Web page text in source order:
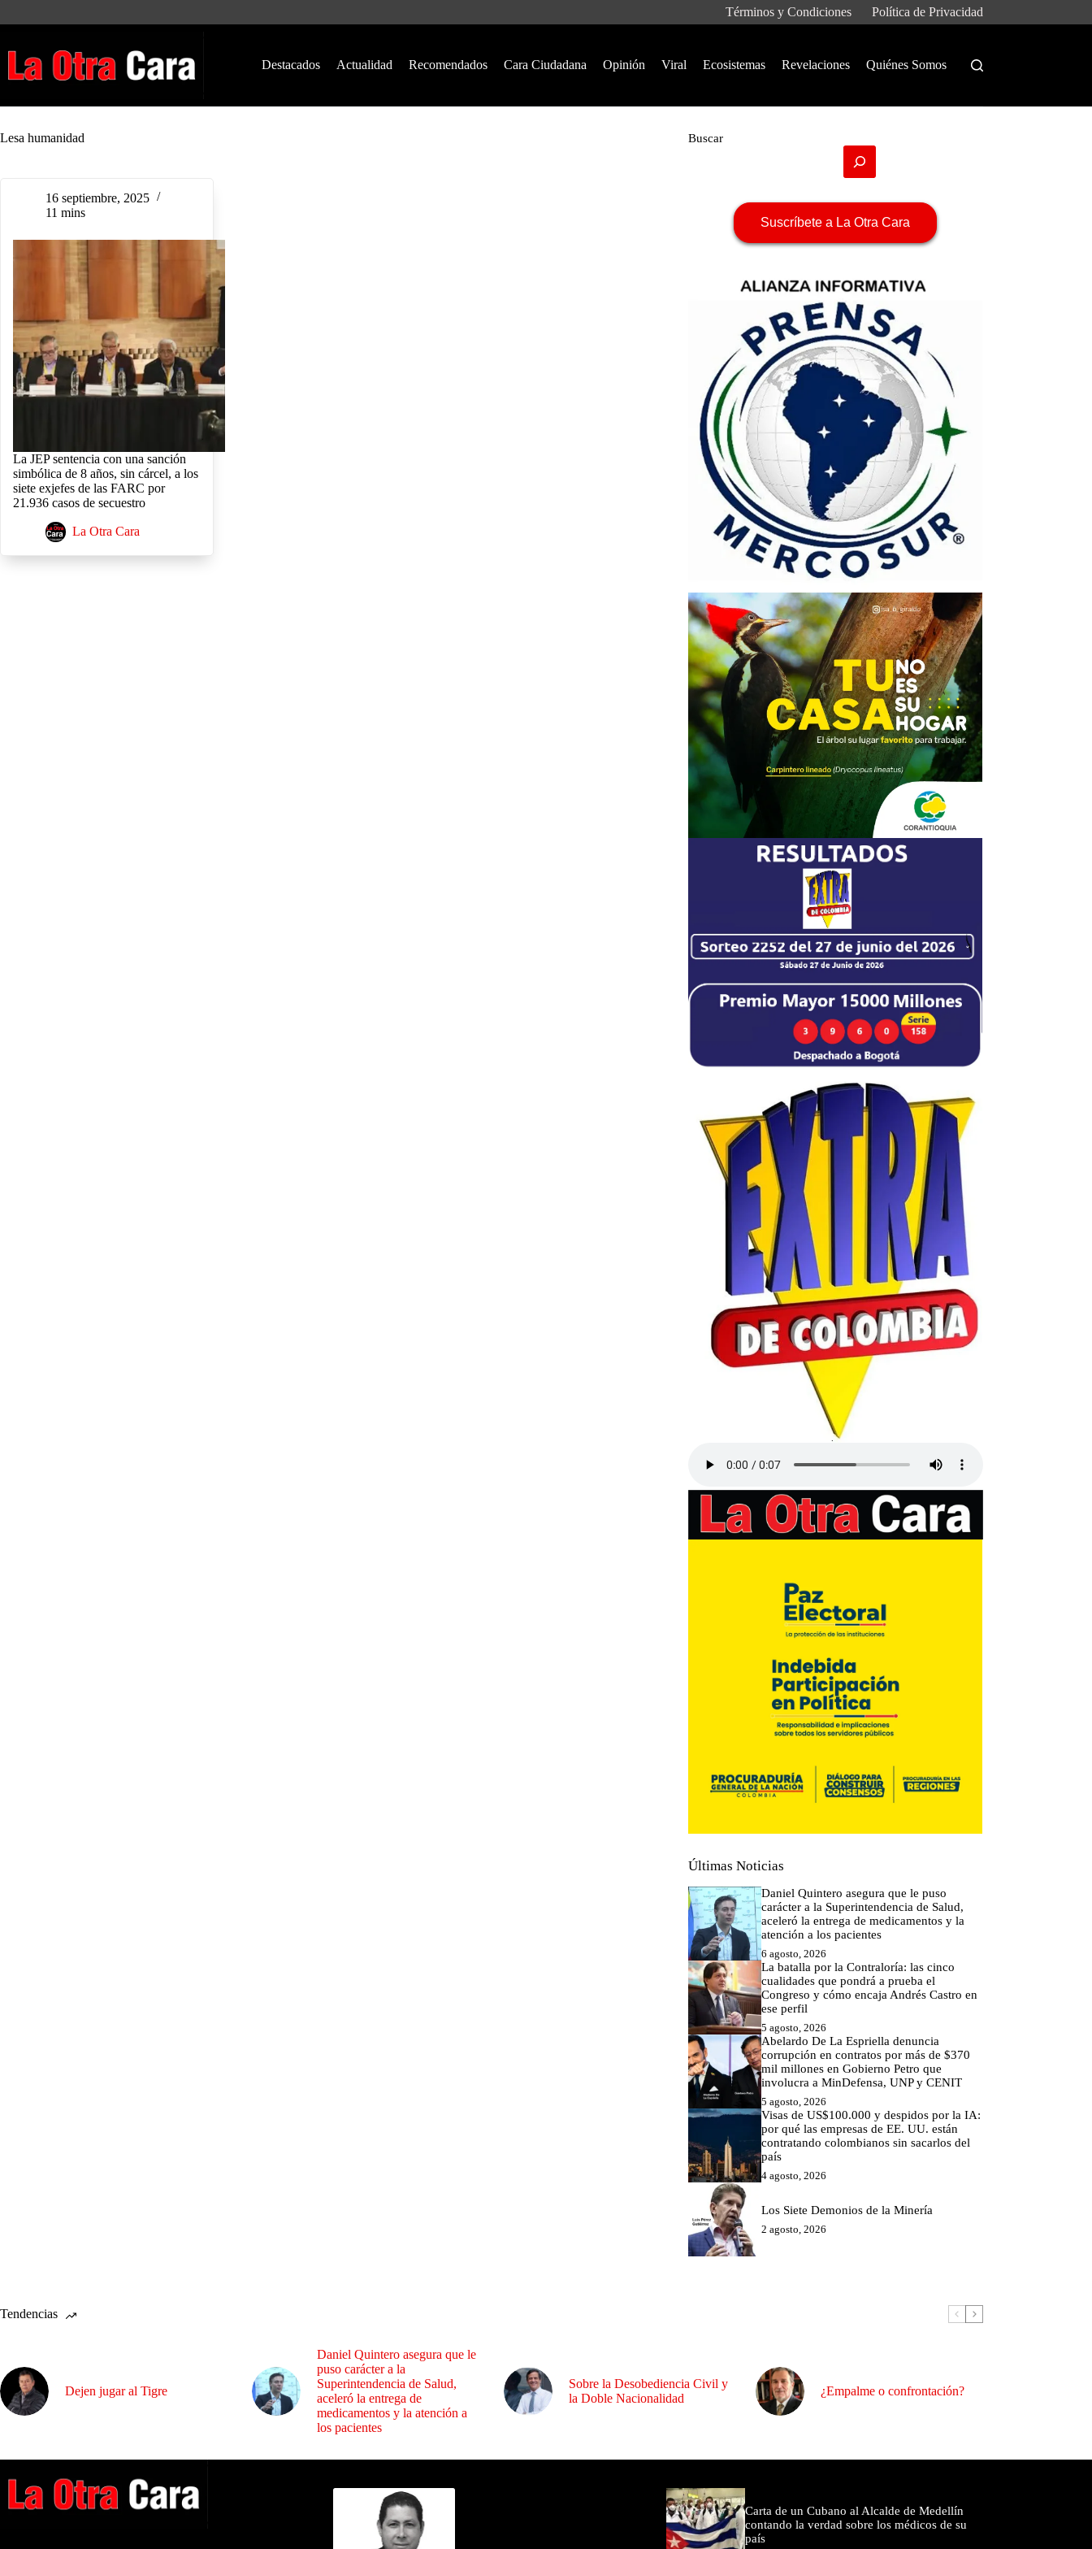
Términos y Condiciones Política de Privacidad
Destacados Actualidad Recomendados Cara Ciudadana Opinión Viral Ecosistemas Revelaciones Quiénes Somos
Lesa humanidad
16 septiembre, 2025
11 mins
La JEP sentencia con una sanción
simbólica de 8 años, sin cárcel, a los
siete exjefes de las FARC por
21.936 casos de secuestro
La Otra Cara
Buscar
Suscríbete a La Otra Cara
Últimas Noticias
Daniel Quintero asegura que le puso
carácter a la Superintendencia de Salud,
aceleró la entrega de medicamentos y la
atención a los pacientes
6 agosto, 2026
La batalla por la Contraloría: las cinco
cualidades que pondrá a prueba el
Congreso y cómo encaja Andrés Castro en
ese perfil
5 agosto, 2026
Abelardo De La Espriella denuncia
corrupción en contratos por más de $370
mil millones en Gobierno Petro que
involucra a MinDefensa, UNP y CENIT
5 agosto, 2026
Visas de US$100.000 y despidos por la IA:
por qué las empresas de EE. UU. están
contratando colombianos sin sacarlos del
país
4 agosto, 2026
Los Siete Demonios de la Minería
2 agosto, 2026
Tendencias
Dejen jugar al Tigre
Daniel Quintero asegura que le
puso carácter a la
Superintendencia de Salud,
aceleró la entrega de
medicamentos y la atención a
los pacientes
Sobre la Desobediencia Civil y
la Doble Nacionalidad
¿Empalme o confrontación?
Carta de un Cubano al Alcalde de Medellín
contando la verdad sobre los médicos de su
país